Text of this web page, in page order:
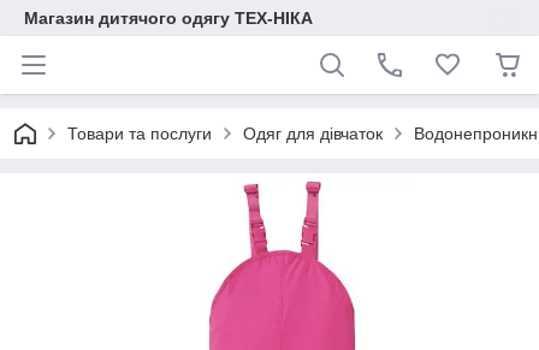
Магазин дитячого одягу ТЕХ-НІКА
Товари та послуги Одяг для дівчаток